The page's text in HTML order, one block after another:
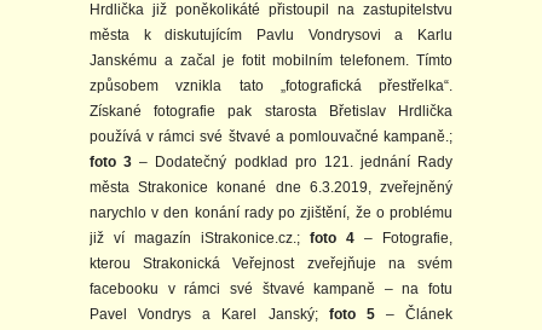
Hrdlička již poněkolikáté přistoupil na zastupitelstvu
města k diskutujícím Pavlu Vondrysovi a Karlu
Janskému a začal je fotit mobilním telefonem. Tímto
způsobem vznikla tato „fotografická přestřelka“.
Získané fotografie pak starosta Břetislav Hrdlička
používá v rámci své štvavé a pomlouvačné kampaně.;
foto 3 – Dodatečný podklad pro 121. jednání Rady
města Strakonice konané dne 6.3.2019, zveřejněný
narychlo v den konání rady po zjištění, že o problému
již ví magazín iStrakonice.cz.; foto 4 – Fotografie,
kterou Strakonická Veřejnost zveřejňuje na svém
facebooku v rámci své štvavé kampaně – na fotu
Pavel Vondrys a Karel Janský; foto 5– Článek